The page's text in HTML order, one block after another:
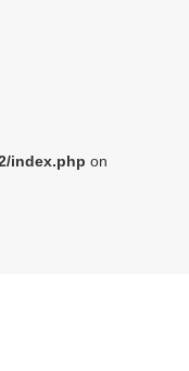
index.php on